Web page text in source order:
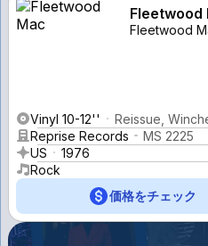
Fleetwood
Fleetwood
Vinyl 10-12''
Reissue,
Reprise Records
MS 2225
US
1976
Rock
価格をチェック